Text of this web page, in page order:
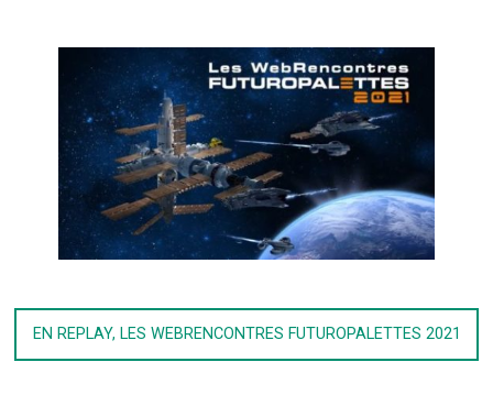
EN REPLAY, LES WEBRENCONTRES FUTUROPALETTES 2021